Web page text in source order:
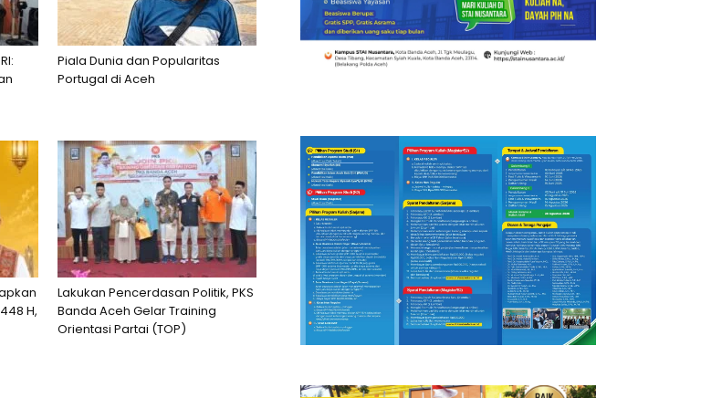
Piala Dunia dan Popularitas
Portugal di Aceh
H,
Lakukan Pencerdasan Politik, PKS
Banda Aceh Gelar Training
Orientasi Partai (TOP)